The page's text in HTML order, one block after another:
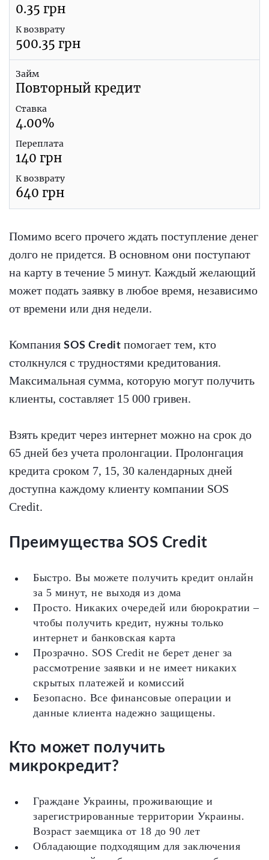
0.35 грн
К возврату
500.35 грн
Займ
Повторный кредит
Ставка
4.00%
Переплата
140 грн
К возврату
640 грн
Помимо всего прочего ждать поступление денег
долго не придется. В основном они поступают
на карту в течение 5 минут. Каждый желающий
может подать заявку в любое время, независимо
от времени или дня недели.
Компания SOS Credit помогает тем, кто
столкнулся с трудностями кредитования.
Максимальная сумма, которую могут получить
клиенты, составляет 15 000 гривен.
Взять кредит через интернет можно на срок до
65 дней без учета пролонгации. Пролонгация
кредита сроком 7, 15, 30 календарных дней
доступна каждому клиенту компании SOS
Credit.
Преимущества SOS Credit
Быстро. Вы можете получить кредит онлайн
за 5 минут, не выходя из дома
Просто. Никаких очередей или бюрократии –
чтобы получить кредит, нужны только
интернет и банковская карта
Прозрачно. SOS Credit не берет денег за
рассмотрение заявки и не имеет никаких
скрытых платежей и комиссий
Безопасно. Все финансовые операции и
данные клиента надежно защищены.
Кто может получить
микрокредит?
Граждане Украины, проживающие и
зарегистрированные территории Украины.
Возраст заемщика от 18 до 90 лет
Обладающие подходящим для заключения